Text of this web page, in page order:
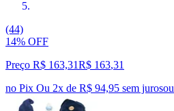
(44)
14% OFF
Preço R$ 163,31R$ 163,31
no Pix Ou 2x de R$ 94,95 sem jurosou